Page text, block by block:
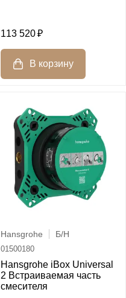
113 520
Hansgrohe Б/Н
01500180
Hansgrohe iBox Universal
2 Встраиваемая часть
смесителя